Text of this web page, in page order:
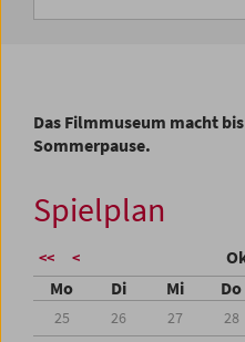
Das Filmmuseum macht
Sommerpause.
Spielplan
<< <
Mo Di Mi Do
25 26 27 28